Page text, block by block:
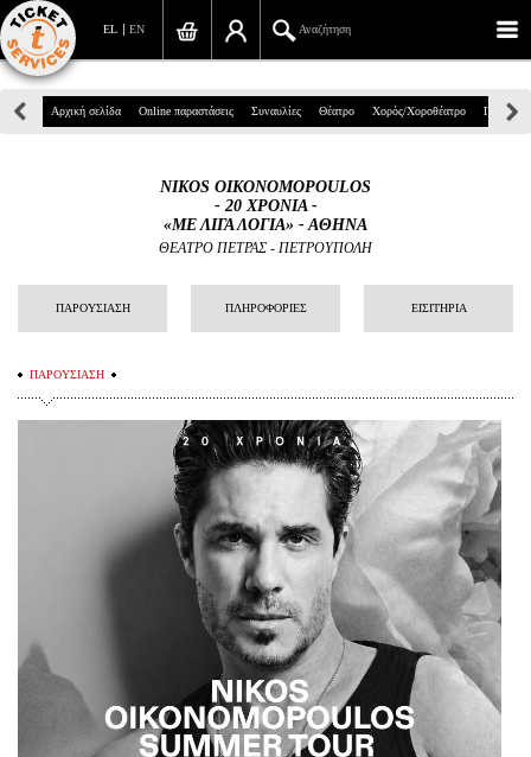
EN
EL Αναζήτηση
Πανεπιστημίου 39, Αθήνα
info@ticketservices.gr
Αναζήτηση
Προσωπικά Δεδομένα
Πληροφορίες
Είσοδος διαχειριστή
Αρχική σελίδα Online παραστάσεις Συναυλίες Θέατρο Χορός/Χοροθέατρο Παιδικά
NIKOS OIKONOMOPOULOS
- 20 ΧΡΟΝΙΑ -
«ΜΕ ΛΙΓΑ ΛΟΓΙΑ» - ΑΘΗΝΑ
ΘΕΑΤΡΟ ΠΕΤΡΑΣ - ΠΕΤΡΟΥΠΟΛΗ
ΠΑΡΟΥΣΙΑΣΗ ΠΛΗΡΟΦΟΡΙΕΣ ΕΙΣΙΤΗΡΙΑ
ΠΑΡΟΥΣΙΑΣΗ